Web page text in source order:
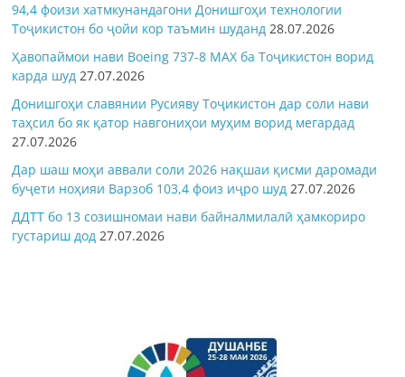
94,4 фоизи хатмкунандагони Донишгоҳи технологии
Тоҷикистон бо ҷойи кор таъмин шуданд 28.07.2026
Ҳавопаймои нави Boeing 737-8 MAX ба Тоҷикистон ворид
карда шуд 27.07.2026
Донишгоҳи славянии Русияву Тоҷикистон дар соли нави
таҳсил бо як қатор навгониҳои муҳим ворид мегардад
27.07.2026
Дар шаш моҳи аввали соли 2026 нақшаи қисми даромади
буҷети ноҳияи Варзоб 103,4 фоиз иҷро шуд 27.07.2026
ДДТТ бо 13 созишномаи нави байналмилалӣ ҳамкориро
густариш дод 27.07.2026